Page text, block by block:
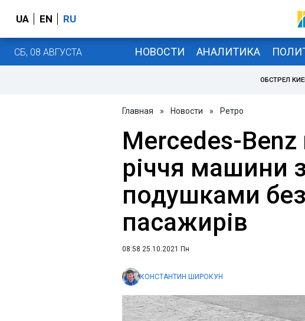
UA EN RU
СБ, 08 АВГУСТА НОВОСТИ АНАЛИТИКА
ОБСТРЕЛ
Главная » Новости » Ретро
Mercedes-Benz
річчя машини
подушками
пасажирів
08:58 25.10.2021 Пн
КОНСТАНТИН ШИРОКУН